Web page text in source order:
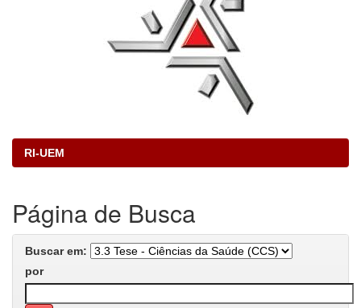
RI-UEM
Página de Busca
Buscar em:
por